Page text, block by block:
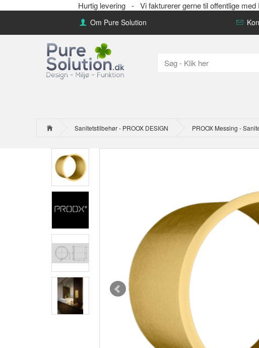
Hurtig levering - Vi fakturerer gerne til offentlige
Om Pure Solution
Sanitetstilbehør - PROOX DESIGN PROOX Messing -